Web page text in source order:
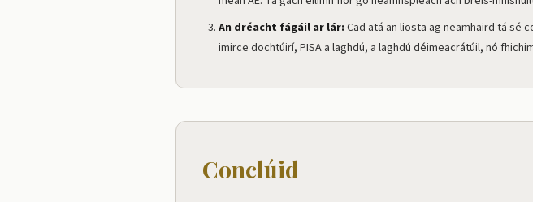
An dréacht fágáil ar lár: Cad atá an liosta ag neamhaird tá sé
imirce dochtúirí, PISA a laghdú, a laghdú déimeacrátúil, nó
Conclúid